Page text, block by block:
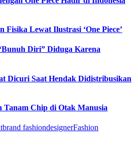
Lewat Ilustrasi ‘One Piece’
Diri” Diduga Karena
Dicuri Saat Hendak Didistribusikan
Chip di Otak Manusia
brand fashiondesignerFashion